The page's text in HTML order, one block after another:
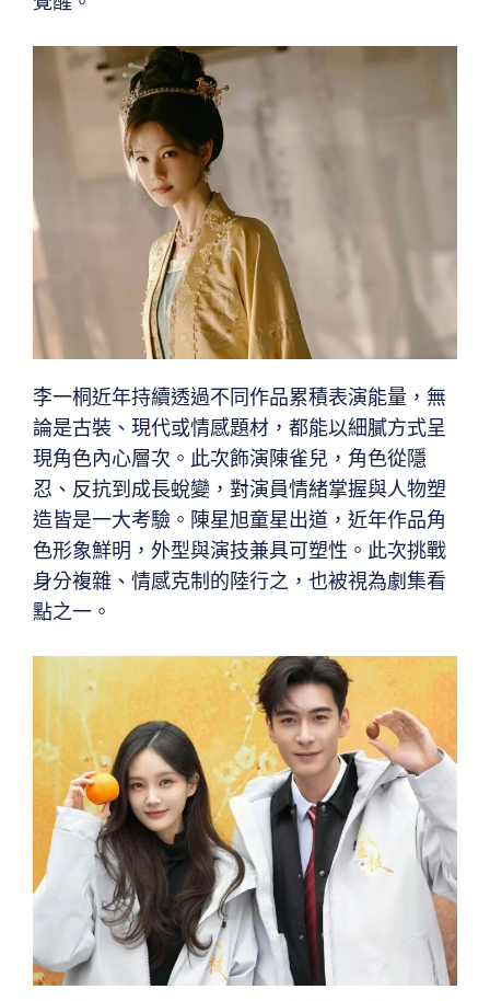
李一桐近年持續透過不同作品累積表演能量，無
論是古裝、現代或情感題材，都能以細膩方式呈
現角色內心層次。此次飾演陳雀兒，角色從隱
忍、反抗到成長蛻變，對演員情緒掌握與人物塑
造皆是一大考驗。陳星旭童星出道，近年作品角
色形象鮮明，外型與演技兼具可塑性。此次挑戰
身分複雜、情感克制的陸行之，也被視為劇集看
點之一。